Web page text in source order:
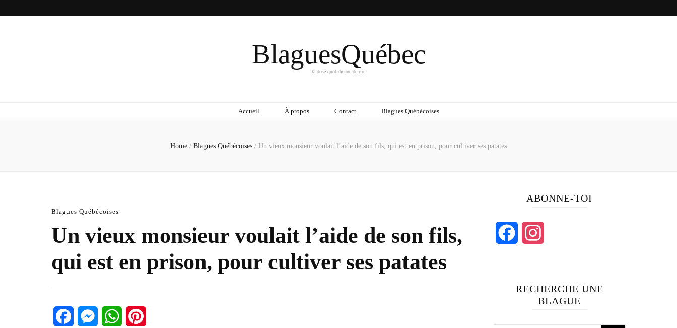
BlaguesQuébec
Ta dose quotidienne de rire!
Accueil À propos Contact Blagues Québécoises
Home / Blagues Québécoises / Un vieux monsieur voulait l’aide de son fils, qui est en prison, pour cultiver ses patates
Blagues Québécoises
Un vieux monsieur voulait l’aide de son fils,
qui est en prison, pour cultiver ses patates
FacebookMessengerWhatsApp
ABONNE-TOI
Facebook
RECHERCHE UNE
BLAGUE